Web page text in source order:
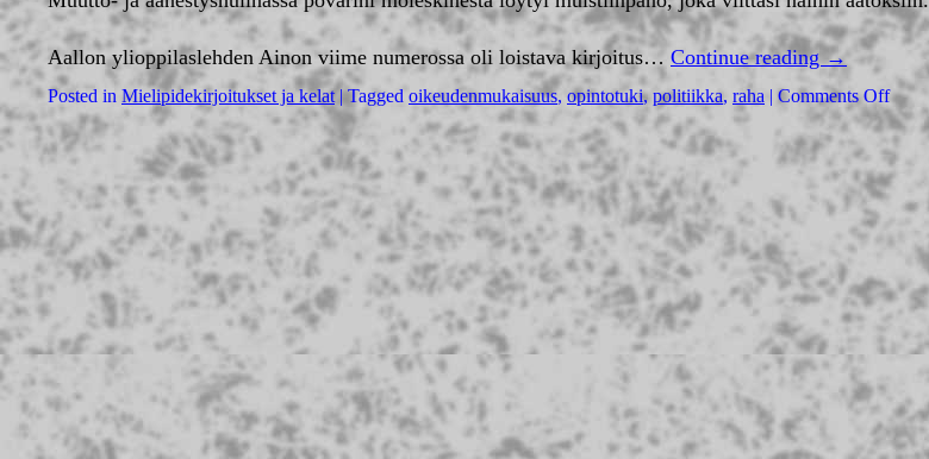
Aallon ylioppilaslehden Ainon viime numerossa oli loistava kirjoitus… Continue reading→
Posted in Mielipidekirjoitukset ja kelat | Tagged oikeudenmukaisuus, opintotuki,politiikka, raha | Comments Off